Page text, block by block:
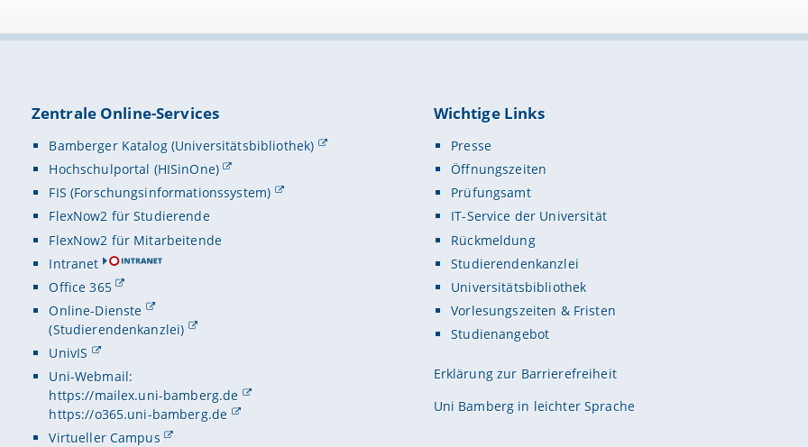
Zentrale Online-Services
Bamberger Katalog (Universitätsbibliothek)
Hochschulportal (HISinOne)
FIS (Forschungsinformationssystem)
FlexNow2 für Studierende
FlexNow2 für Mitarbeitende
Intranet
Office 365
Online-Dienste
(Studierendenkanzlei)
UnivIS
Uni-Webmail:
https://mailex.uni-bamberg.de
https://o365.uni-bamberg.de
Virtueller Campus
Wichtige Links
Presse
Öffnungszeiten
Prüfungsamt
IT-Service der Universität
Rückmeldung
Studierendenkanzlei
Universitätsbibliothek
Vorlesungszeiten & Fristen
Studienangebot
Erklärung zur Barrierefreiheit
Uni Bamberg in leichter Sprache